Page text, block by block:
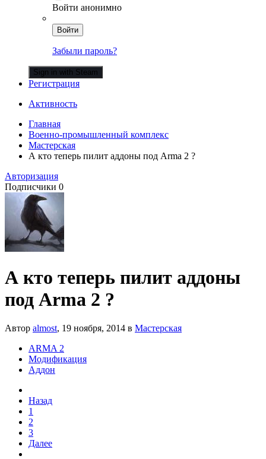
Войти анонимно
Войти
Забыли пароль?
Sign in with Steam
Регистрация
Активность
Главная
Военно-промышленный комплекс
Мастерская
А кто теперь пилит аддоны под Arma 2 ?
Авторизация
Подписчики 0
А кто теперь пилит аддоны
под Arma 2 ?
Автор almost, 19 ноября, 2014 в Мастерская
ARMA 2
Модификация
Аддон
Назад
1
2
3
Далее